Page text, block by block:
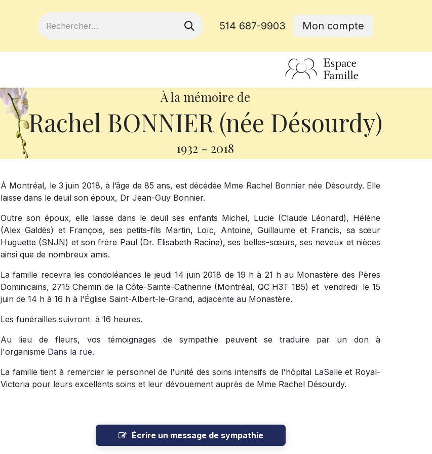
514 687-9903 Mon compte
À la mémoire de
Rachel BONNIER (née Désourdy)
1932 - 2018
À Montréal, le 3 juin 2018, à l’âge de 85 ans, est décédée Mme Rachel Bonnier née Désourdy. Elle
laisse dans le deuil son époux, Dr Jean-Guy Bonnier.
Outre son époux, elle laisse dans le deuil ses enfants Michel, Lucie (Claude Léonard), Hélène
(Alex Galdès) et François, ses petits-fils Martin, Loïc, Antoine, Guillaume et Francis, sa sœur
Huguette (SNJN) et son frère Paul (Dr. Elisabeth Racine), ses belles-sœurs, ses neveux et nièces
ainsi que de nombreux amis.
La famille recevra les condoléances le jeudi 14 juin 2018 de 19 h à 21 h au Monastère des Pères
Dominicains, 2715 Chemin de la Côte-Sainte-Catherine (Montréal, QC H3T 1B5) et vendredi le 15
juin de 14 h à 16 h à l'Église Saint-Albert-le-Grand, adjacente au Monastère.
Les funérailles suivront à 16 heures.
Au lieu de fleurs, vos témoignages de sympathie peuvent se traduire par un don à
l'organisme Dans la rue.
La famille tient à remercier le personnel de l'unité des soins intensifs de l'hôpital LaSalle et Royal-
Victoria pour leurs excellents soins et leur dévouement auprès de Mme Rachel Désourdy.
Écrire un message de sympathie